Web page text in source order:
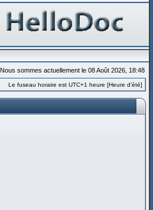
Nous sommes actuellement le 08 Août 2026, 18:48
Le fuseau horaire est UTC+1 heure [Heure d’été]